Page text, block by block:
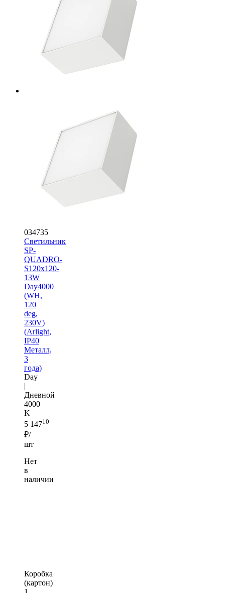
034735
Светильник
SP-
QUADRO-
S120x120-
13W
Day4000
(WH,
120
deg,
230V)
(Arlight,
IP40
Металл,
3
года)
Day
|
Дневной
4000
K
5 14710
₽/
шт
Нет
в
наличии
Коробка
(картон)